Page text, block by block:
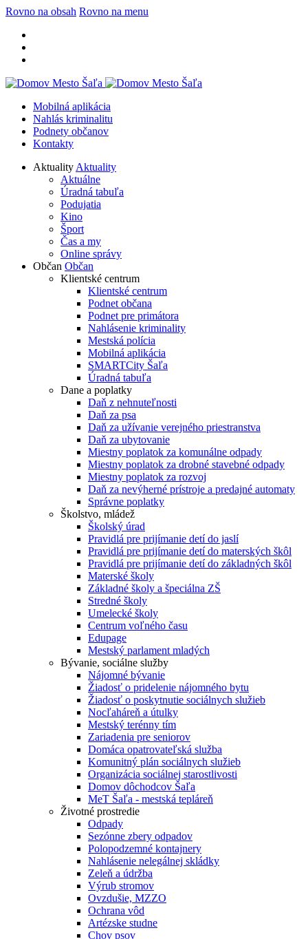
Rovno na obsah Rovno na menu
Mobilná aplikácia
Nahlás kriminalitu
Podnety občanov
Kontakty
Aktuality Aktuality
Aktuálne
Úradná tabuľa
Podujatia
Kino
Šport
Čas a my
Online správy
Občan Občan
Klientské centrum
Klientské centrum
Podnet občana
Podnet pre primátora
Nahlásenie kriminality
Mestská polícia
Mobilná aplikácia
SMARTCity Šaľa
Úradná tabuľa
Dane a poplatky
Daň z nehnuteľnosti
Daň za psa
Daň za užívanie verejného priestranstva
Daň za ubytovanie
Miestny poplatok za komunálne odpady
Miestny poplatok za drobné stavebné odpady
Miestny poplatok za rozvoj
Daň za nevýherné prístroje a predajné automaty
Správne poplatky
Školstvo, mládež
Školský úrad
Pravidlá pre prijímanie detí do jaslí
Pravidlá pre prijímanie detí do materských škôl
Pravidlá pre prijímanie detí do základných škôl
Materské školy
Základné školy a špeciálna ZŠ
Stredné školy
Umelecké školy
Centrum voľného času
Edupage
Mestský parlament mladých
Bývanie, sociálne služby
Nájomné bývanie
Žiadosť o pridelenie nájomného bytu
Žiadosť o poskytnutie sociálnych služieb
Nocľaháreň a útulky
Mestský terénny tím
Zariadenia pre seniorov
Domáca opatrovateľská služba
Komunitný plán sociálnych služieb
Organizácia sociálnej starostlivosti
Domov dôchodcov Šaľa
MeT Šaľa - mestská tepláreň
Životné prostredie
Odpady
Sezónne zbery odpadov
Polopodzemné kontajnery
Nahlásenie nelegálnej skládky
Zeleň a údržba
Výrub stromov
Ovzdušie, MZZO
Ochrana vôd
Artézske studne
Chov psov